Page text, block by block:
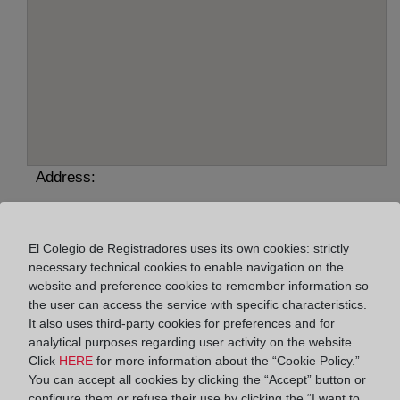
Address:
Horario:
De lunes a viernes de 09:00 a 17:00 horas
Agosto: De lunes a viernes de 09:00 a 14:00 horas
Los días 24 y 31 de diciembre de 09:00 a 14:00
horas
El Colegio de Registradores uses its own cookies: strictly
necessary technical cookies to enable navigation on the
website and preference cookies to remember information so
the user can access the service with specific characteristics.
It also uses third-party cookies for preferences and for
analytical purposes regarding user activity on the website.
Click HERE for more information about the “Cookie Policy.”
You can accept all cookies by clicking the “Accept” button or